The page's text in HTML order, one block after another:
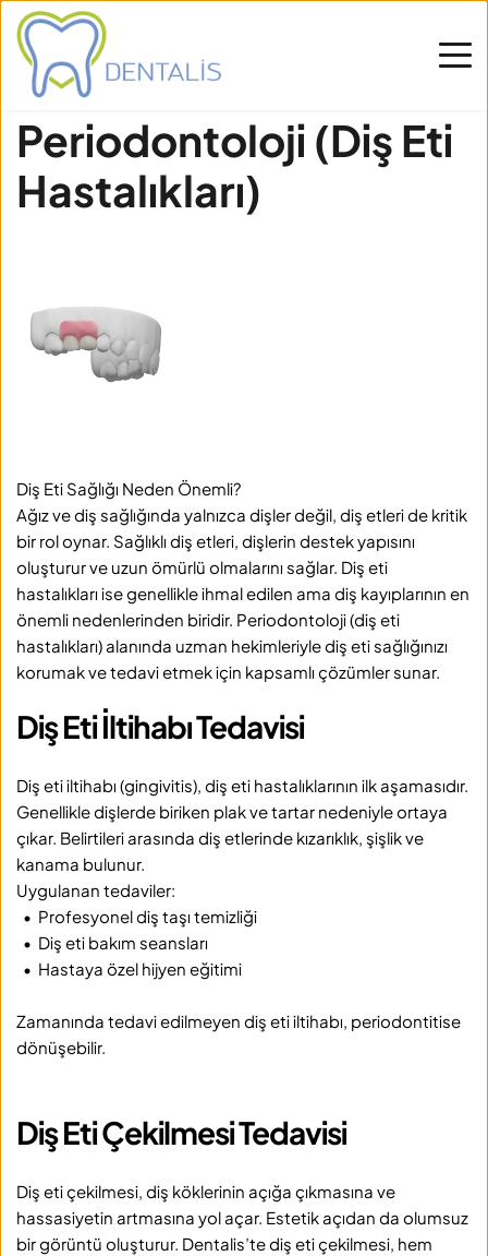
Periodontoloji (Diş Eti
Hastalıkları)
Diş Eti Sağlığı Neden Önemli?
Ağız ve diş sağlığında yalnızca dişler değil, diş etleri de kritik
bir rol oynar. Sağlıklı diş etleri, dişlerin destek yapısını
oluşturur ve uzun ömürlü olmalarını sağlar. Diş eti
hastalıkları ise genellikle ihmal edilen ama diş kayıplarının en
önemli nedenlerinden biridir. Periodontoloji (diş eti
hastalıkları) alanında uzman hekimleriyle diş eti sağlığınızı
korumak ve tedavi etmek için kapsamlı çözümler sunar.
Diş Eti İltihabı Tedavisi
Diş eti iltihabı (gingivitis), diş eti hastalıklarının ilk aşamasıdır.
Genellikle dişlerde biriken plak ve tartar nedeniyle ortaya
çıkar. Belirtileri arasında diş etlerinde kızarıklık, şişlik ve
kanama bulunur.
Uygulanan tedaviler:
•  Profesyonel diş taşı temizliği
•  Diş eti bakım seansları
•  Hastaya özel hijyen eğitimi
Zamanında tedavi edilmeyen diş eti iltihabı, periodontitise
dönüşebilir.
Diş Eti Çekilmesi Tedavisi
Diş eti çekilmesi, diş köklerinin açığa çıkmasına ve
hassasiyetin artmasına yol açar. Estetik açıdan da olumsuz
bir görüntü oluşturur. Dentalis’te diş eti çekilmesi, hem